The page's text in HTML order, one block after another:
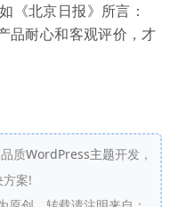
《北京日报》所言：
品耐心和客观评价，才
质WordPress主题开发，
方案!